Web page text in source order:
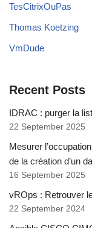
TesCitrixOuPas
Thomas Koetzing
VmDude
Recent Posts
IDRAC : purger la
22 September 2025
Mesurer
de la création d’un
16 September 2025
vROps : Retrouver
22 September 2024